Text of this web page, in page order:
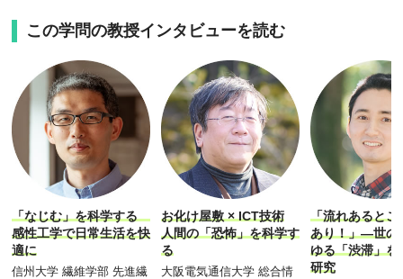
この学問の教授インタビューを読む
「なじむ」を科学する
感性工学で日常生活を快
適に
信州大学 繊維学部 先進繊
お化け屋敷 × ICT技術
人間の「恐怖」を科学す
る
大阪電気通信大学 総合情
「流れあるとこ
あり！」―世の
ゆる「渋滞」を
研究